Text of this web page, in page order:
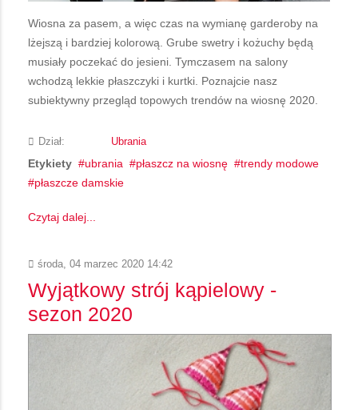
Wiosna za pasem, a więc czas na wymianę garderoby na
lżejszą i bardziej kolorową. Grube swetry i kożuchy będą
musiały poczekać do jesieni. Tymczasem na salony
wchodzą lekkie płaszczyki i kurtki. Poznajcie nasz
subiektywny przegląd topowych trendów na wiosnę 2020.
Dział: Ubrania
Etykiety ubrania płaszcz na wiosnę
trendy modowe
płaszcze damskie
Czytaj dalej...
środa, 04 marzec 2020 14:42
Wyjątkowy strój kąpielowy -
sezon 2020